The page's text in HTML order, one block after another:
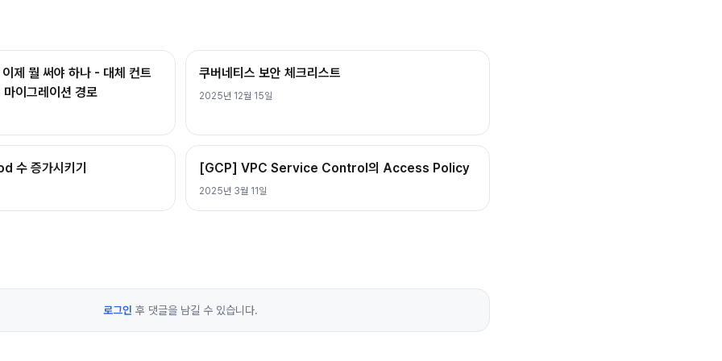
뭘 써야 하나 - 대체 컨트
이그레이션 경로
쿠버네티스 보안 체크리스트
2025년 12월 15일
수 증가시키기 [GCP] VPC Service Control의 Access Policy
2025년 3월 11일
로그인 후 댓글을 남길 수 있습니다.